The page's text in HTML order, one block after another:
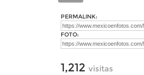
PERMALINK:
FOTO:
1,212 visitas